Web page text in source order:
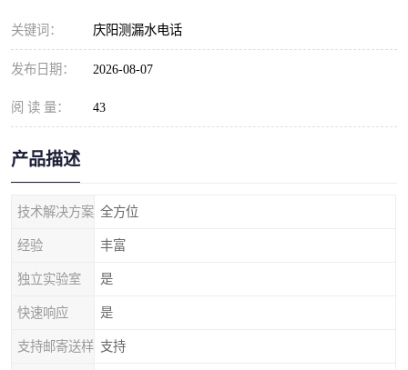
关键词： 庆阳测漏水电话
发布日期： 2026-08-07
阅 读 量： 43
产品描述
技术解决方案 全方位
经验 丰富
独立实验室 是
快速响应 是
支持邮寄送样 支持